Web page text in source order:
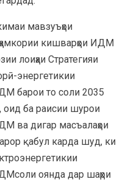
мавзуъҳои
кишварҳои ИДМ
лоиҳаи Стратегияи
энергетикии
барои то соли 2035
оид ба раисии шурои
ва дигар масъалаҳои
қабул карда шуд, ки
оянда дар шаҳри